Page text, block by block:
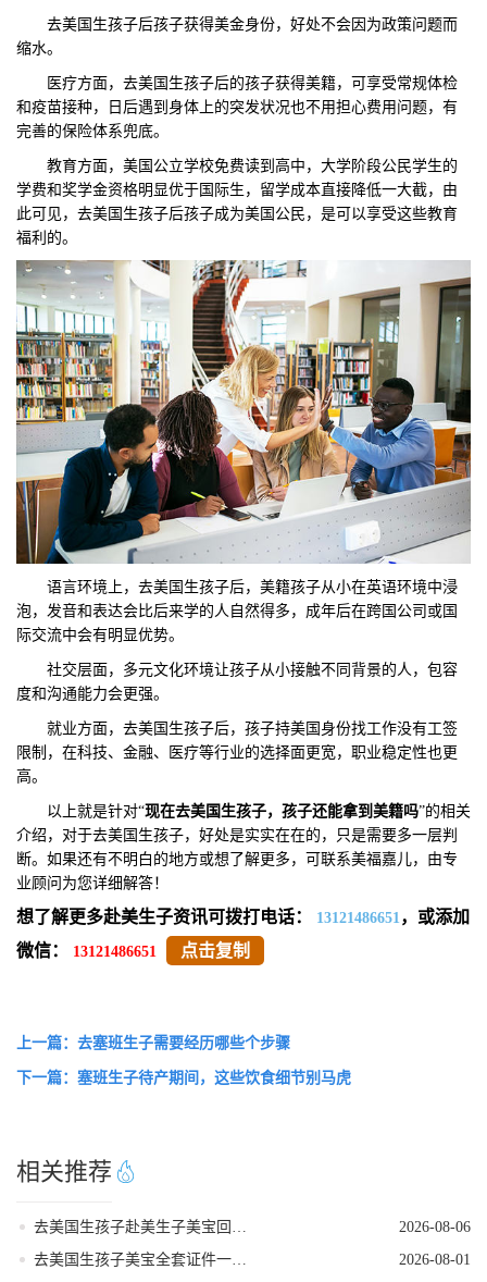
去美国生孩子后孩子获得美金身份，好处不会因为政策问题而
缩水。
医疗方面，去美国生孩子后的孩子获得美籍，可享受常规体检
和疫苗接种，日后遇到身体上的突发状况也不用担心费用问题，有
完善的保险体系兜底。
教育方面，美国公立学校免费读到高中，大学阶段公民学生的
学费和奖学金资格明显优于国际生，留学成本直接降低一大截，由
此可见，去美国生孩子后孩子成为美国公民，是可以享受这些教育
福利的。
语言环境上，去美国生孩子后，美籍孩子从小在英语环境中浸
泡，发音和表达会比后来学的人自然得多，成年后在跨国公司或国
际交流中会有明显优势。
社交层面，多元文化环境让孩子从小接触不同背景的人，包容
度和沟通能力会更强。
就业方面，去美国生孩子后，孩子持美国身份找工作没有工签
限制，在科技、金融、医疗等行业的选择面更宽，职业稳定性也更
高。
以上就是针对“现在去美国生孩子，孩子还能拿到美籍吗”的相关
介绍，对于去美国生孩子，好处是实实在在的，只是需要多一层判
断。如果还有不明白的地方或想了解更多，可联系美福嘉儿，由专
业顾问为您详细解答！
想了解更多赴美生子资讯可拨打电话： 13121486651 ，或添加
微信：
13121486651 点击复制
上一篇：去塞班生子需要经历哪些个步骤
下一篇：塞班生子待产期间，这些饮食细节别马虎
相关推荐
2026-08-06
2026-08-01